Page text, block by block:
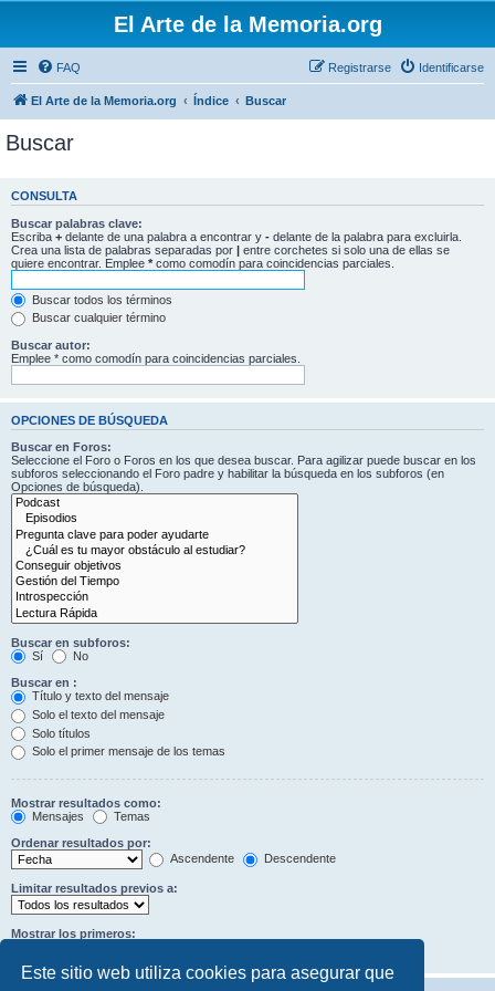
Este sitio web utiliza cookies para asegurar que
El Arte de la Memoria.org
FAQ Identificarse
Registrarse
El Arte de la Memoria.org Índice Buscar
Buscar
CONSULTA
Buscar palabras clave:
Escriba + delante de una palabra a encontrar y - delante de la palabra para excluirla.
Crea una lista de palabras separadas por | entre corchetes si solo una de ellas se
quiere encontrar. Emplee * como comodín para coincidencias parciales.
Buscar todos los términos
Buscar cualquier término
Buscar autor:
Emplee * como comodín para coincidencias parciales.
OPCIONES DE BÚSQUEDA
Buscar en Foros:
Seleccione el Foro o Foros en los que desea buscar. Para agilizar puede buscar en los
subforos seleccionando el Foro padre y habilitar la búsqueda en los subforos (en
Opciones de búsqueda).
Buscar en subforos:
Sí
No
Buscar en :
Título y texto del mensaje
Solo el texto del mensaje
Solo títulos
Solo el primer mensaje de los temas
Mostrar resultados como:
Mensajes
Temas
Ordenar resultados por:
Ascendente
Descendente
Limitar resultados previos a:
Mostrar los primeros: